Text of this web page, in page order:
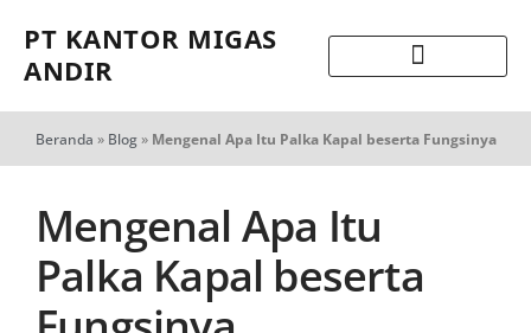
PT KANTOR MIGAS
ANDIR
Beranda » Blog» Mengenal Apa Itu Palka Kapal beserta Fungsinya
Mengenal Apa Itu
Palka Kapal beserta